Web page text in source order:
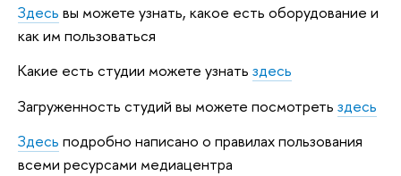
Здесь вы можете узнать, какое есть оборудование и
как им пользоваться
Какие есть студии можете узнать здесь
Загруженность студий вы можете посмотреть здесь
Здесь подробно написано о правилах пользования
всеми ресурсами медиацентра